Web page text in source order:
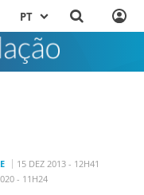
PT
15 DEZ 2013 - 12H41
- 11H24